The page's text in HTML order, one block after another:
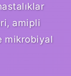
amipli
mikrobiyal